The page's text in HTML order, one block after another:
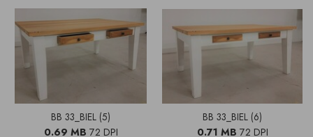
BB 33_BIEL (5)
0.69 MB 72 DPI
BB 33_BIEL (6)
0.71 MB 72 DPI